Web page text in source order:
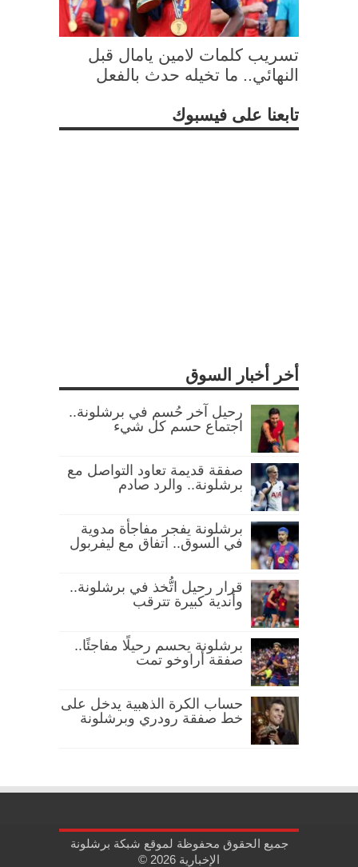
تسريب كلمات لامين يامال قبل
النهائي.. ما تخيله حدث بالفعل
تابعنا على فيسبوك
أخر أخبار السوق
رحيل آخر حُسم في برشلونة..
اجتماع حسم كل شيء
صفقة قديمة تعاود التواصل مع
برشلونة.. والرد صادم
برشلونة يفجر مفاجأة مدوية
في السوق.. اتفاق مع ليفربول
قرار رحيل اتُّخذ في برشلونة..
وأندية كبيرة تترقب
برشلونة يحسم رحيلًا مفاجئًا..
صفقة أراوخو تمت
حساب الكرة الذهبية يدخل على
خط صفقة رودري وبرشلونة
جميع الحقوق محفوظة لموقع شبكة برشلونة
الإخبارية 2026 ©